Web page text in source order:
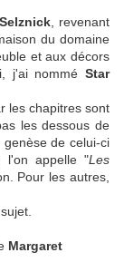
Selznick, revenant
du domaine
et aux décors
j'ai nommé Star
les chapitres sont
les dessous de
de celui-ci
l'on appelle "Les
Pour les autres,
Margaret